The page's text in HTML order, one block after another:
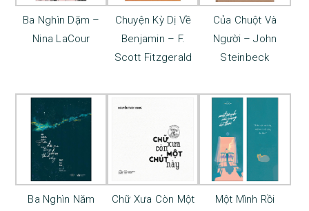
Ba Nghìn Dặm –
Nina LaCour
Chuyện Kỳ Dị Về
Benjamin – F.
Scott Fitzgerald
Của Chuột Và
Người – John
Steinbeck
Ba Nghìn Năm
Chữ Xưa Còn Một
Một Mình Rồi